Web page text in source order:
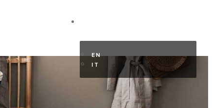
EN
IT